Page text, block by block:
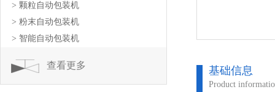
基础信息
Product
> 颗粒自动包装机
> 粉末自动包装机
> 智能自动包装机
查看更多